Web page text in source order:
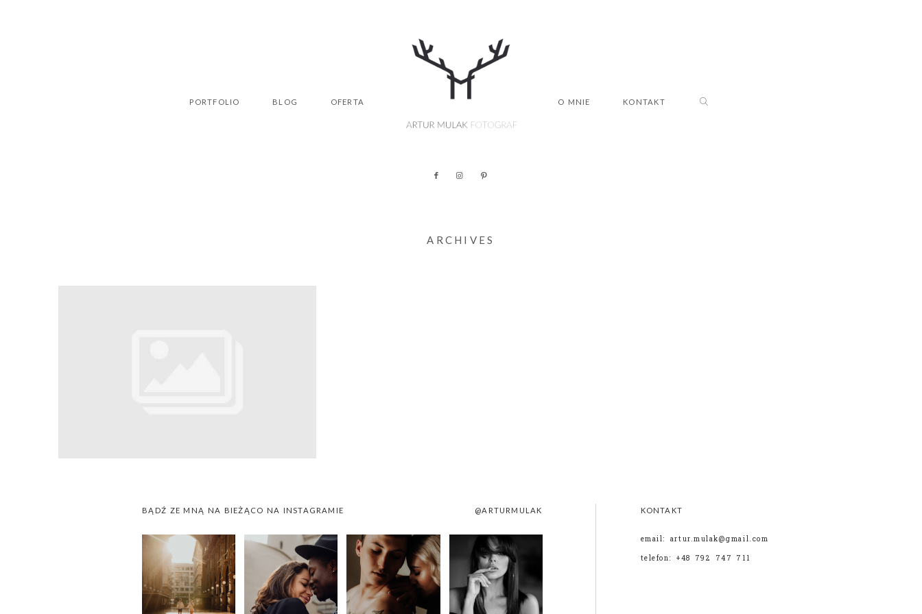
PORTFOLIO BLOG OFERTA O MNIE KONTAKT
ARCHIVES
BĄDŹ ZE MNĄ NA BIEŻĄCO NA INSTAGRAMIE @ARTURMULAK KONTAKT
email: artur.mulak@gmail.com
telefon: +48 792 747 711